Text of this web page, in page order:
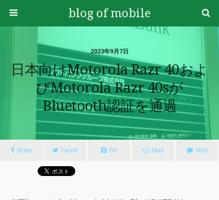
blog of mobile
2023年9月7日
日本向けmotorola Razr 40およ
びmotorola Razr 40sが
Bluetooth認証を通過
Share Tweet Pin Mail SMS